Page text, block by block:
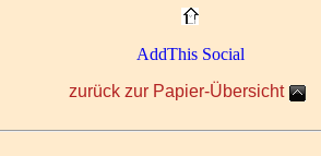
zurück zur Papier-Übersicht